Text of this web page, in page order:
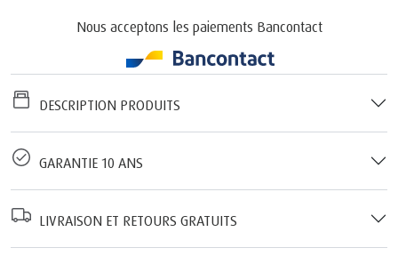
Nous acceptons les paiements Bancontact
DESCRIPTION PRODUITS
GARANTIE 10 ANS
LIVRAISON ET RETOURS GRATUITS